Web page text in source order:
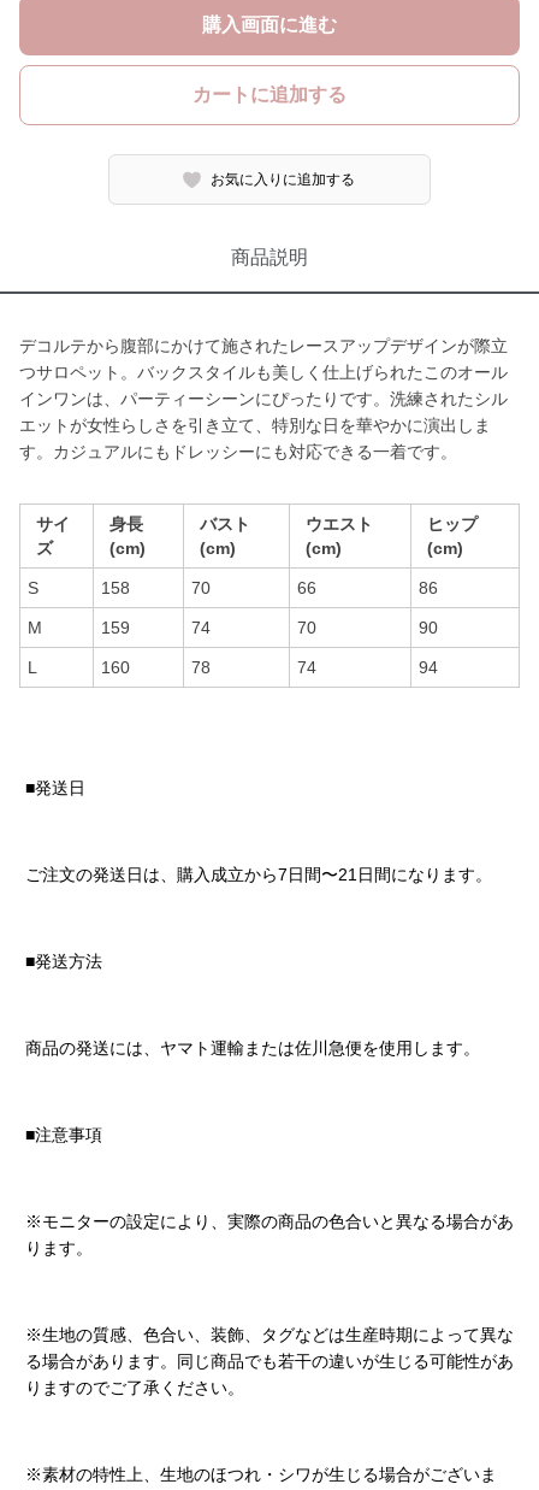
購入画面に進む
カートに追加する
お気に入りに追加する
商品説明
デコルテから腹部にかけて施されたレースアップデザインが際立
つサロペット。バックスタイルも美しく仕上げられたこのオール
インワンは、パーティーシーンにぴったりです。洗練されたシル
エットが女性らしさを引き立て、特別な日を華やかに演出しま
す。カジュアルにもドレッシーにも対応できる一着です。
サイ
ズ
身長
(cm)
バスト
(cm)
ウエスト
(cm)
ヒップ
(cm)
S 158 70 66 86
M 159 74 70 90
L 160 78 74 94
■発送日
ご注文の発送日は、購入成立から7日間〜21日間になります。
■発送方法
商品の発送には、ヤマト運輸または佐川急便を使用します。
■注意事項
※モニターの設定により、実際の商品の色合いと異なる場合があ
ります。
※生地の質感、色合い、装飾、タグなどは生産時期によって異な
る場合があります。同じ商品でも若干の違いが生じる可能性があ
りますのでご了承ください。
※素材の特性上、生地のほつれ・シワが生じる場合がございま